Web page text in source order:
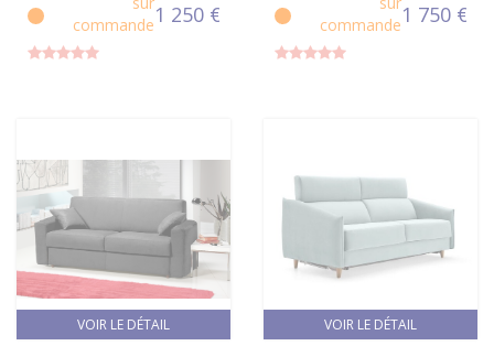
commande1 250 €
commande1 750 €
VOIR LE DÉTAIL VOIR LE DÉTAIL